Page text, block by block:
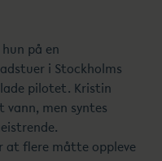
på en
i Stockholms
pilotet. Kristin
vann, men syntes
at flere måtte oppleve